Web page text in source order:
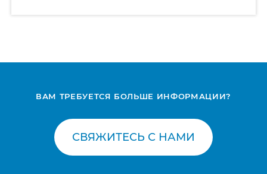
ВАМ ТРЕБУЕТСЯ БОЛЬШЕ ИНФОРМАЦИИ?
СВЯЖИТЕСЬ С НАМИ